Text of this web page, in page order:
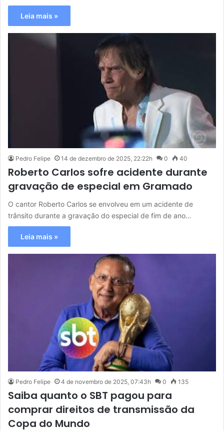
Leia mais »
Pedro Felipe 14 de dezembro de 2025, 22:22h 0 40
Roberto Carlos sofre acidente durante
gravação de especial em Gramado
O cantor Roberto Carlos se envolveu em um acidente de
trânsito durante a gravação do especial de fim de ano…
Leia mais »
Pedro Felipe 4 de novembro de 2025, 07:43h 0 135
Saiba quanto o SBT pagou para
comprar direitos de transmissão da
Copa do Mundo